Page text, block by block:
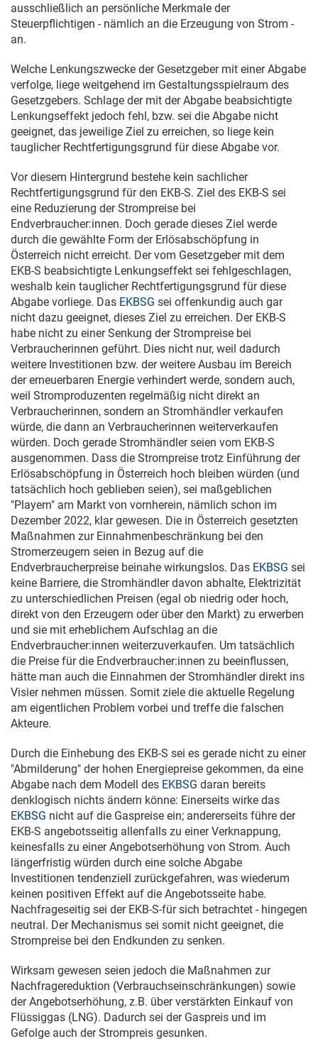
ausschließlich an persönliche Merkmale der
Steuerpflichtigen - nämlich an die Erzeugung von Strom -
an.
Welche Lenkungszwecke der Gesetzgeber mit einer Abgabe
verfolge, liege weitgehend im Gestaltungsspielraum des
Gesetzgebers. Schlage der mit der Abgabe beabsichtigte
Lenkungseffekt jedoch fehl, bzw. sei die Abgabe nicht
geeignet, das jeweilige Ziel zu erreichen, so liege kein
tauglicher Rechtfertigungsgrund für diese Abgabe vor.
Vor diesem Hintergrund bestehe kein sachlicher
Rechtfertigungsgrund für den EKB-S. Ziel des EKB-S sei
eine Reduzierung der Strompreise bei
Endverbraucher:innen. Doch gerade dieses Ziel werde
durch die gewählte Form der Erlösabschöpfung in
Österreich nicht erreicht. Der vom Gesetzgeber mit dem
EKB-S beabsichtigte Lenkungseffekt sei fehlgeschlagen,
weshalb kein tauglicher Rechtfertigungsgrund für diese
Abgabe vorliege. Das EKBSG sei offenkundig auch gar
nicht dazu geeignet, dieses Ziel zu erreichen. Der EKB-S
habe nicht zu einer Senkung der Strompreise bei
Verbraucherinnen geführt. Dies nicht nur, weil dadurch
weitere Investitionen bzw. der weitere Ausbau im Bereich
der erneuerbaren Energie verhindert werde, sondern auch,
weil Stromproduzenten regelmäßig nicht direkt an
Verbraucherinnen, sondern an Stromhändler verkaufen
würde, die dann an Verbraucherinnen weiterverkaufen
würden. Doch gerade Stromhändler seien vom EKB-S
ausgenommen. Dass die Strompreise trotz Einführung der
Erlösabschöpfung in Österreich hoch bleiben würden (und
tatsächlich hoch geblieben seien), sei maßgeblichen
"Playern" am Markt von vornherein, nämlich schon im
Dezember 2022, klar gewesen. Die in Österreich gesetzten
Maßnahmen zur Einnahmenbeschränkung bei den
Stromerzeugern seien in Bezug auf die
Endverbraucherpreise beinahe wirkungslos. Das EKBSG sei
keine Barriere, die Stromhändler davon abhalte, Elektrizität
zu unterschiedlichen Preisen (egal ob niedrig oder hoch,
direkt von den Erzeugern oder über den Markt) zu erwerben
und sie mit erheblichem Aufschlag an die
Endverbraucher:innen weiterzuverkaufen. Um tatsächlich
die Preise für die Endverbraucher:innen zu beeinflussen,
hätte man auch die Einnahmen der Stromhändler direkt ins
Visier nehmen müssen. Somit ziele die aktuelle Regelung
am eigentlichen Problem vorbei und treffe die falschen
Akteure.
Durch die Einhebung des EKB-S sei es gerade nicht zu einer
"Abmilderung" der hohen Energiepreise gekommen, da eine
Abgabe nach dem Modell des EKBSG daran bereits
denklogisch nichts ändern könne: Einerseits wirke das
EKBSG nicht auf die Gaspreise ein; andererseits führe der
EKB-S angebotsseitig allenfalls zu einer Verknappung,
keinesfalls zu einer Angebotserhöhung von Strom. Auch
längerfristig würden durch eine solche Abgabe
Investitionen tendenziell zurückgefahren, was wiederum
keinen positiven Effekt auf die Angebotsseite habe.
Nachfrageseitig sei der EKB-S-für sich betrachtet - hingegen
neutral. Der Mechanismus sei somit nicht geeignet, die
Strompreise bei den Endkunden zu senken.
Wirksam gewesen seien jedoch die Maßnahmen zur
Nachfragereduktion (Verbrauchseinschränkungen) sowie
der Angebotserhöhung, z.B. über verstärkten Einkauf von
Flüssiggas (LNG). Dadurch sei der Gaspreis und im
Gefolge auch der Strompreis gesunken.